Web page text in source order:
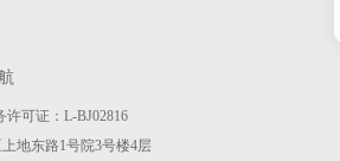
可证：L-BJ02816
地东路1号院3号楼4层